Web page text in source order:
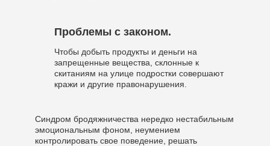
Проблемы с законом.
Чтобы добыть продукты и деньги на
запрещенные вещества, склонные к
скитаниям на улице подростки совершают
кражи и другие правонарушения.
Синдром бродяжничества нередко нестабильным
эмоциональным фоном, неумением
контролировать свое поведение, решать